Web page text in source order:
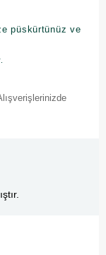
püskürtünüz ve